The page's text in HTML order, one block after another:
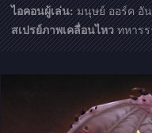
ไอคอนผู้เล่น: มนุษย์ ออร์ค อั
สเปรย์ภาพเคลื่อนไหว ทหาร